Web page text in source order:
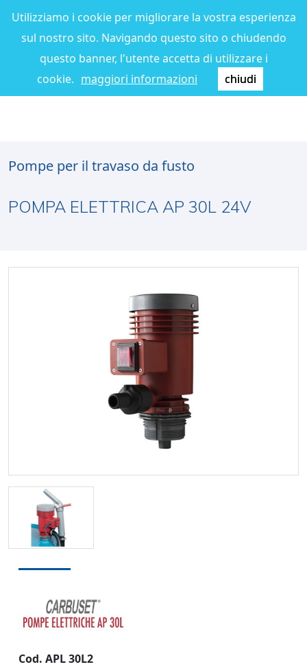
Utilizziamo i cookie per migliorare la vostra esperienza
sul nostro sito. Navigando questo sito o chiudendo
questo banner, l'utente accetta di utilizzare i
cookie. maggiori informazioni chiudi
Pompe per il travaso da fusto
POMPA ELETTRICA AP 30L 24V
Cod. APL 30L2